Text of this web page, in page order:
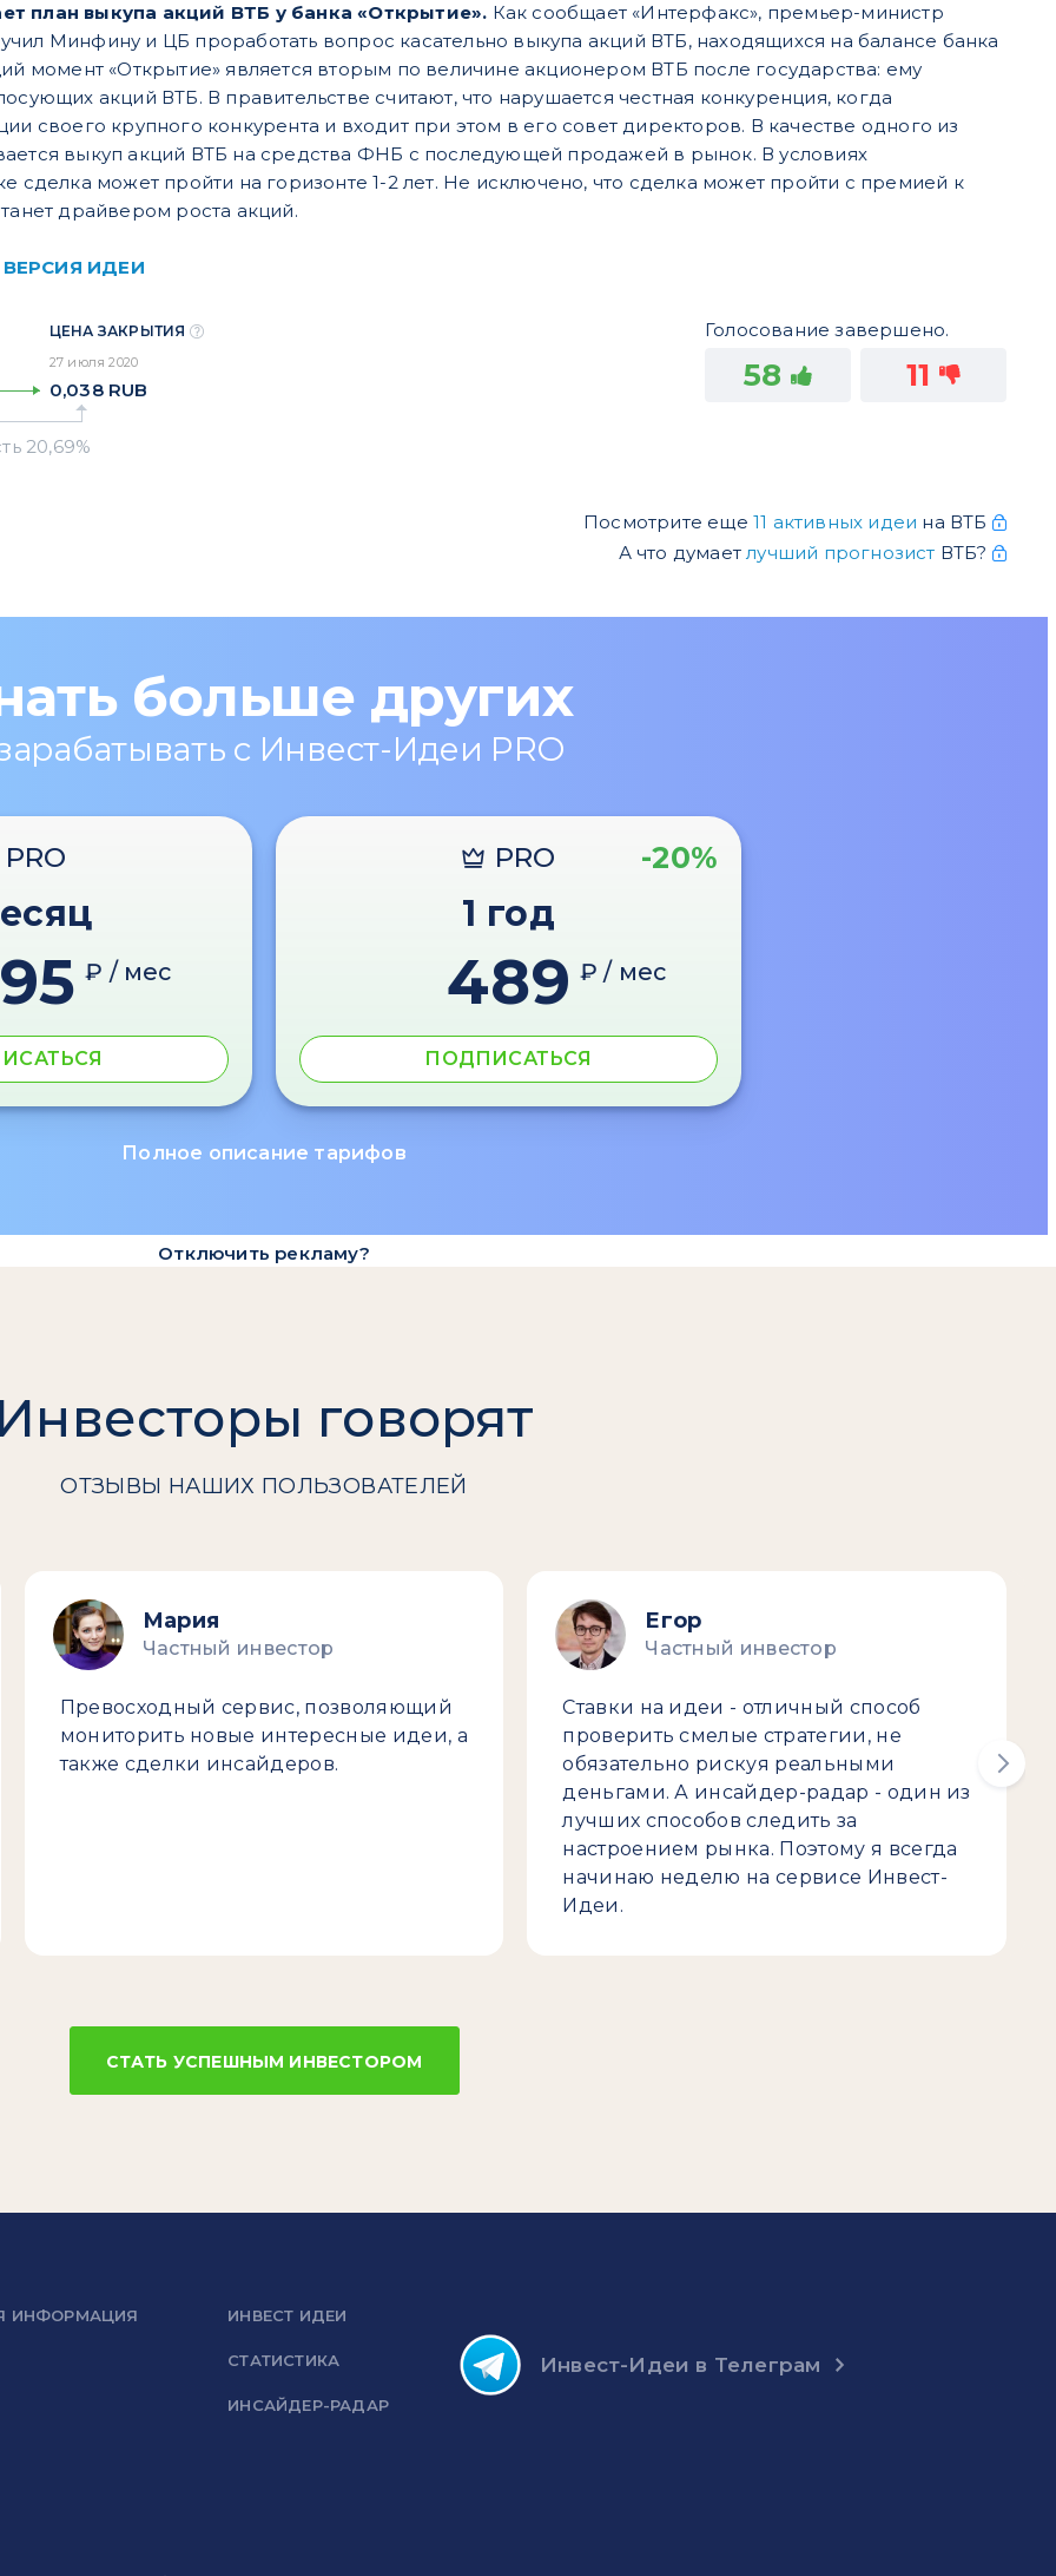
план выкупа акций ВТБ у банка «Открытие». Как сообщает «Интерфакс», премьер-министр
Минфину и ЦБ проработать вопрос касательно выкупа акций ВТБ, находящихся на балансе банка
момент «Открытие» является вторым по величине акционером ВТБ после государства: ему
акций ВТБ. В правительстве считают, что нарушается честная конкуренция, когда
своего крупного конкурента и входит при этом в его совет директоров. В качестве одного из
выкуп акций ВТБ на средства ФНБ с последующей продажей в рынок. В условиях
сделка может пройти на горизонте 1-2 лет. Не исключено, что сделка может пройти с премией к
драйвером роста акций.
ИДЕИ
ЦЕНА ЗАКРЫТИЯ
27 июля 2020
0,038 RUB
Голосование завершено.
58 11
Посмотрите еще 11 активных идеи на ВТБ
А что думаетлучший прогнозист ВТБ?
больше других
с Инвест-Идеи PRO
PRO
₽ / мес
PRO -20%
1 год
489 ₽ / мес
ПОДПИСАТЬСЯ
Полное описание тарифов
Отключить рекламу?
говорят
ОТЗЫВЫ НАШИХ ПОЛЬЗОВАТЕЛЕЙ
Мария
Частный инвестор
Превосходный сервис, позволяющий
мониторить новые интересные идеи, а
также сделки инсайдеров.
Егор
Частный инвестор
Ставки на идеи - отличный способ
проверить смелые стратегии, не
обязательно рискуя реальными
деньгами. А инсайдер-радар - один из
лучших способов следить за
настроением рынка. Поэтому я всегда
начинаю неделю на сервисе Инвест-
Идеи.
СТАТЬ УСПЕШНЫМ ИНВЕСТОРОМ
Инвест-Идеи в Телеграм
ИНФОРМАЦИЯ ИНВЕСТ ИДЕИ
СТАТИСТИКА
ИНСАЙДЕР-РАДАР